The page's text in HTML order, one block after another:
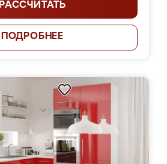
РАССЧИТАТЬ
ПОДРОБНЕЕ